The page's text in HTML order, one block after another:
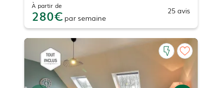
À partir de
280 par semaine
25 avis